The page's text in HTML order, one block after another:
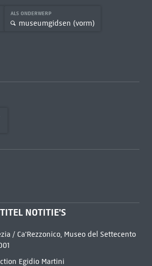
ALS ONDERWERP
museumgidsen (vorm)
NOTITIE'S
/ Ca'Rezzonico, Museo del Settecento
Egidio Martini